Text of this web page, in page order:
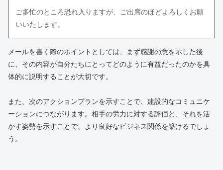
ご多忙のところ恐れ入りますが、ご出席のほどよろしくお願
いいたします。
メールを書く際のポイントとしては、まず感謝の意を示した後
に、その内容が自分たちにとってどのように有益だったのかを具
体的に説明することが大切です。
また、次のアクションプランを示すことで、建設的なコミュニケ
ーションにつながります。相手の労力に対する評価と、それを活
かす姿勢を示すことで、より良好なビジネス関係を築けるでしょ
う。